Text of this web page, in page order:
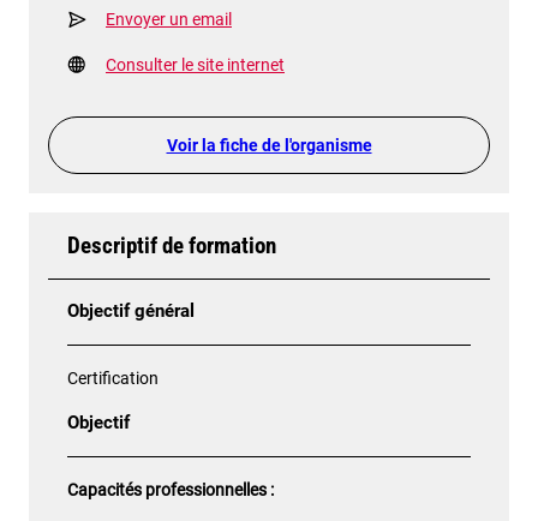
Envoyer un email
Consulter le site internet
Voir la fiche de l'organisme
Descriptif de formation
Objectif général
Certification
Objectif
Capacités professionnelles :